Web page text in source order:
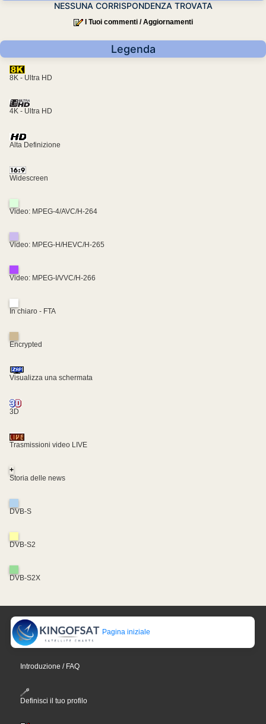
NESSUNA CORRISPONDENZA TROVATA
I Tuoi commenti / Aggiornamenti
Legenda
8K - Ultra HD
4K - Ultra HD
Alta Definizione
Widescreen
Video: MPEG-4/AVC/H-264
Video: MPEG-H/HEVC/H-265
Video: MPEG-I/VVC/H-266
In chiaro - FTA
Encrypted
Visualizza una schermata
3D
Trasmissioni video LIVE
+
Storia delle news
DVB-S
DVB-S2
DVB-S2X
Pagina iniziale
Introduzione / FAQ
Definisci il tuo profilo